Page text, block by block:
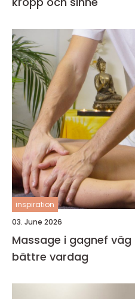
inspiration
03. June 2026
Massage i gagnef väg till återhämtning och
bättre vardag